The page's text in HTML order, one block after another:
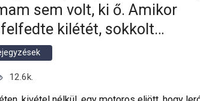
sem volt, ki ő. Amikor
kilétét, sokkolt…
12.6k.